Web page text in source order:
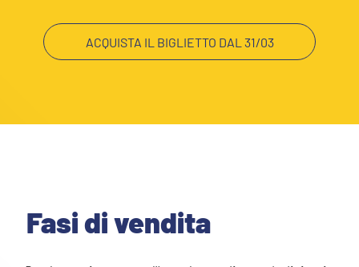
LAVORA CON NOI
LEGENDS
ACQUISTA IL BIGLIETTO DAL 31/03
Fasi di vendita